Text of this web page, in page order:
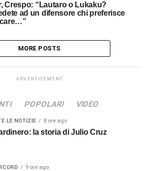
Crespo: “Lautaro o Lukaku?
ad un difensore chi preferisce
MORE POSTS
ADVERTISEMENT
POPOLARI VIDEO
LE NOTIZIE 8 ore ago
la storia di Julio Cruz
9 ore ago